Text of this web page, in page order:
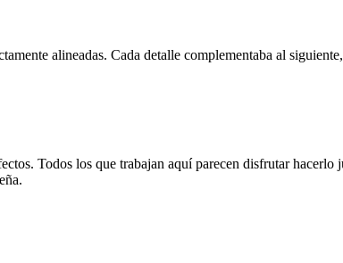
alineadas. Cada detalle complementaba al
Todos los que trabajan aquí parecen disfrutar